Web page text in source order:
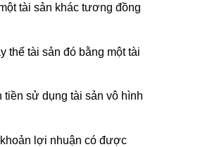
tài sản khác tương đồng
thế tài sản đó bằng một tài
sử dụng tài sản vô hình
lợi nhuận có được